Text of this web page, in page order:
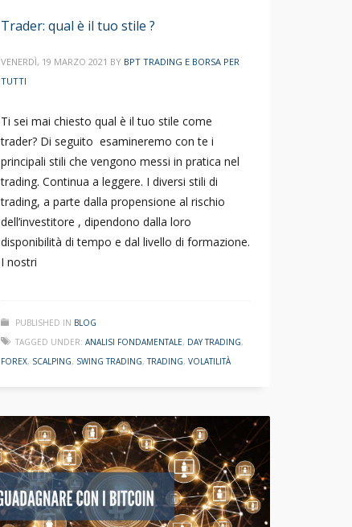
Trader: qual è il tuo stile ?
VENERDÌ, 19 MARZO 2021 BY BPT TRADING E BORSA PER
TUTTI
Ti sei mai chiesto qual è il tuo stile come
trader? Di seguito esamineremo con te i
principali stili che vengono messi in pratica nel
trading. Continua a leggere. I diversi stili di
trading, a parte dalla propensione al rischio
dell’investitore , dipendono dalla loro
disponibilità di tempo e dal livello di formazione.
I nostri
PUBLISHED IN BLOG
TAGGED UNDER: ANALISI FONDAMENTALE, DAY TRADING,
FOREX, SCALPING, SWING TRADING,TRADING, VOLATILITÀ